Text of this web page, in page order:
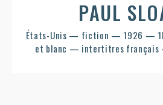
PAUL
États-Unis — fiction — 1926 —
et blanc — intertitres français